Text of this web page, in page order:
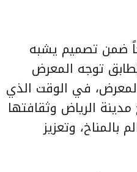
أجنحة المعرض المقدّر عددها بـ 226 جناحاً ضمن تصميم يشبه
توجه المعرض
في الوقت الذي
الرياض وثقافتها
وتعزيز